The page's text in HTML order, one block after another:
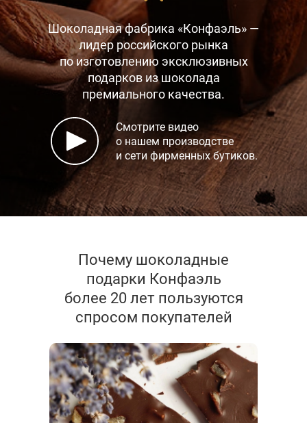
Шоколадная фабрика «Конфаэль» —
лидер российского рынка
по изготовлению эксклюзивных
подарков из шоколада
премиального качества.
Смотрите видео
о нашем производстве
и сети фирменных бутиков.
Почему шоколадные
подарки Конфаэль
более 20 лет пользуются
спросом покупателей